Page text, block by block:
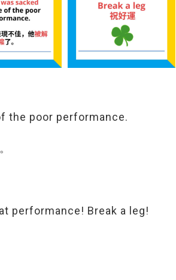
the poor performance.
performance! Break a leg!